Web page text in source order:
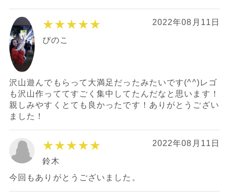
★★★★★ 2022年08月11日
ぴのこ
沢山遊んでもらって大満足だったみたいです(^^)レゴ
も沢山作っててすごく集中してたんだなと思います！
親しみやすくとても良かったです！ありがとうござい
ました！
★★★★★ 2022年08月11日
鈴木
今回もありがとうございました。